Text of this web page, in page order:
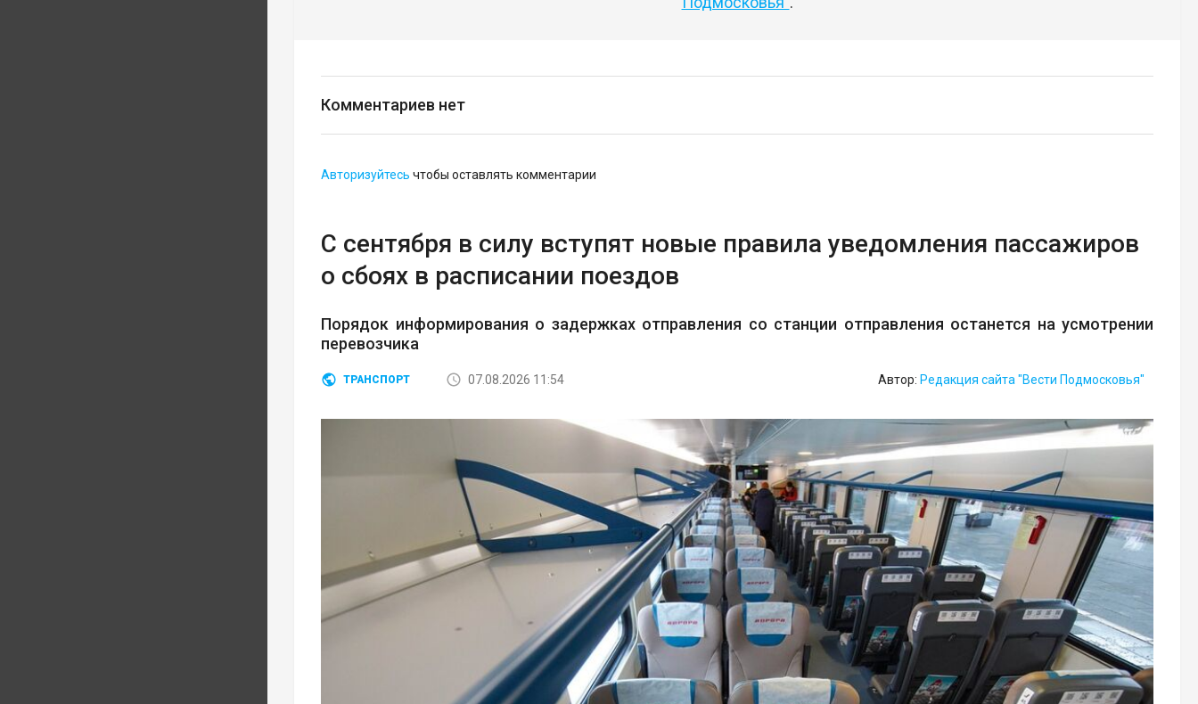
Комментариев нет
Авторизуйтесь чтобы оставлять комментарии
С сентября в силу вступят новые правила уведомления пассажиров
о сбоях в расписании поездов
Порядок информирования о задержках отправления со станции отправления останется на усмотрении
перевозчика
ТРАНСПОРТ 07.08.2026 11:54 Автор: Редакция сайта "Вести Подмосковья"